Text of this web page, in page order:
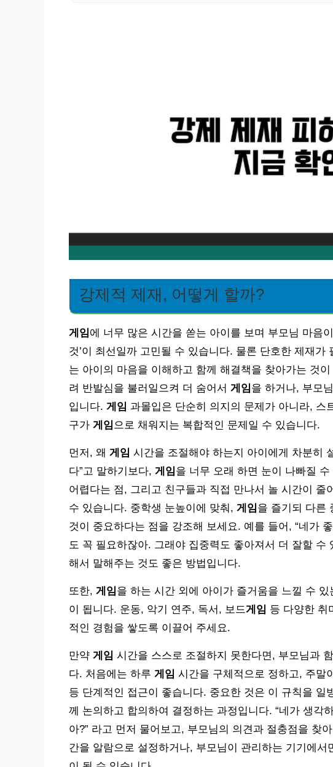
강제적 제재, 어떻게 할까?
게임에 너무 많은 시간을 쏟는 아이를 보며 부모님 마음
것’이 최선일까 고민될 수 있습니다. 물론 단호한 제재
는 아이의 마음을 이해하고 함께 해결책을 찾아가는 것
려 반발심을 불러일으켜 더 숨어서 게임을 하거나, 부모
입니다. 게임 과몰입은 단순히 의지의 문제가 아니라, 스
구가 게임 으로 채워지는 복합적인 문제일 수 있습니다.
먼저, 왜 게임 시간을 조절해야 하는지 아이에게 차분히
다”고 말하기보다, 게임을 너무 오래 하면 눈이 나빠질
어렵다는 점, 그리고 친구들과 직접 만나서 놀 시간이 줄
수 있습니다. 중학생 눈높이에 맞춰, 게임을 즐기되 다른
것이 중요하다는 점을 강조해 보세요. 예를 들어, “네가
도 꼭 필요하잖아. 그래야 집중력도 좋아져서 더 잘할 수
해서 말해주는 것도 좋은 방법입니다.
또한, 게임을 하는 시간 외에 아이가 즐거움을 느낄 수
이 됩니다. 운동, 악기 연주, 독서, 보드게임 등 다양한 취
적인 경험을 쌓도록 이끌어 주세요.
만약 게임 시간을 스스로 조절하지 못한다면, 부모님과
다. 처음에는 하루 게임 시간을 구체적으로 정하고, 주말
등 단계적인 접근이 좋습니다. 중요한 것은 이 규칙을
께 논의하고 합의하여 결정하는 과정입니다. “네가 생각
아?” 라고 먼저 물어보고, 부모님의 의견과 절충점을 찾
간을 알람으로 설정하거나, 부모님이 관리하는 기기에서